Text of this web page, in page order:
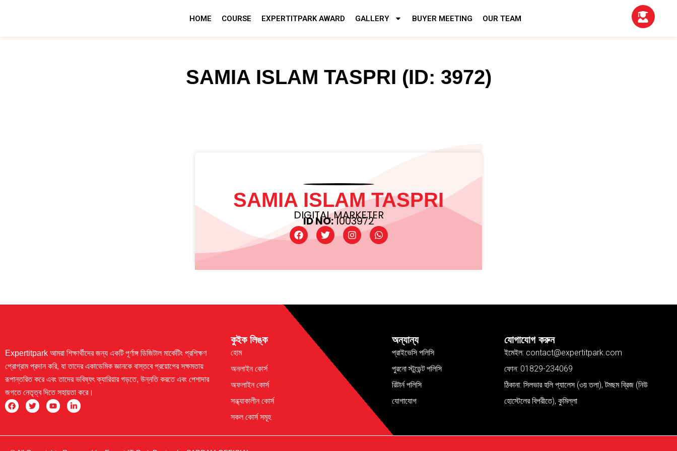
HOME COURSE EXPERTITPARK AWARD GALLERY BUYER MEETING OUR TEAM
SAMIA ISLAM TASPRI (ID: 3972)
SAMIA ISLAM TASPRI
DIGITAL MARKETER
ID NO:1003972
Expertitpark আমরা শিক্ষার্থীদের জন্য একটি পূর্ণাঙ্গ ডিজিটাল মার্কেটিং প্রশিক্ষণ
প্রোগ্রাম প্রদান করি, যা তাদের একাডেমিক জ্ঞানকে বাস্তবে প্রয়োগের সক্ষমতায়
রূপান্তরিত করে এবং তাদের ভবিষ্যৎ ক্যারিয়ার গড়তে, উন্নতি করতে এবং পেশাদার
জগতে নেতৃত্ব দিতে সহায়তা করে।
কুইক লিঙ্ক
হোম
অনলাইন কোর্স
অফলাইন কোর্স
সন্ধ্যাকালীন কোর্স
সকল কোর্স সমূহ
অন্যান্য
প্রাইভেসি পলিসি
পুরনো স্টুডেন্ট পলিসি
রিটার্ন পলিসি
যোগাযোগ
যোগাযোগ করুন
ইমেইল: contact@expertitpark.com
ফোন: 01829-234069
ঠিকানা: সিলভার হলি প্যালেস (৩য় তলা), টমছম ব্রিজ (নিউ
হোস্টেলের বিপরীতে), কুমিল্লা